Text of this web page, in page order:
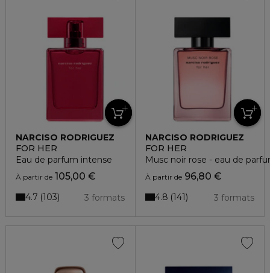
NARCISO RODRIGUEZ
FOR HER
Eau de parfum intense
À partir de 105,00 €
3 formats
4.7 103
NARCISO RODRIGUEZ
FOR HER
Musc noir rose - eau de
À partir de96,80 €
3 formats
4.8 141